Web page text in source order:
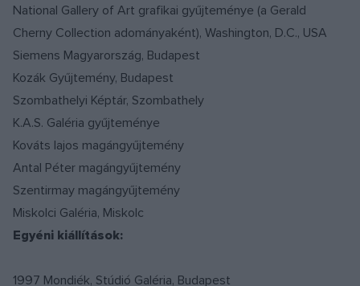
National Gallery of Art grafikai gyűjteménye (a Gerald
Cherny Collection adományaként), Washington, D.C., USA
Siemens Magyarország, Budapest
Kozák Gyűjtemény, Budapest
Szombathelyi Képtár, Szombathely
K.A.S. Galéria gyűjteménye
Kováts lajos magángyűjtemény
Antal Péter magángyűjtemény
Szentirmay magángyűjtemény
Miskolci Galéria, Miskolc
Egyéni kiállítások:
1997 Mondiék, Stúdió Galéria, Budapest